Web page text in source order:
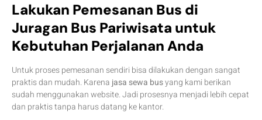
Lakukan Pemesanan Bus di
Juragan Bus Pariwisata untuk
Kebutuhan Perjalanan Anda
Untuk proses pemesanan sendiri bisa dilakukan dengan sangat
praktis dan mudah. Karenajasa sewa busyang kami berikan
sudah menggunakan website. Jadi prosesnya menjadi lebih cepat
dan praktis tanpa harus datang ke kantor.